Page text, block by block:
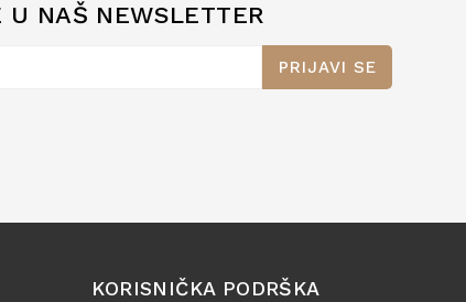
U NAŠ NEWSLETTER
PRIJAVI SE
KORISNIČKA PODRŠKA